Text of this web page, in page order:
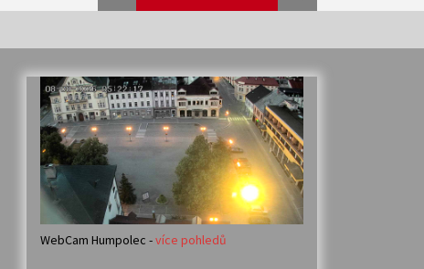
Veselí muzikanti
30. 7. 2026
Votavžatský ploty
23. 7. 2026
WebCam Humpolec -více pohledů